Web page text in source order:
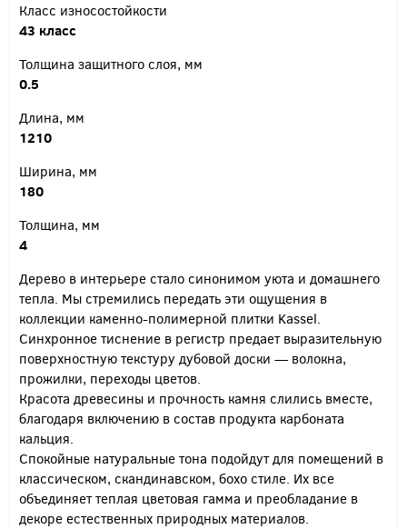
Класс износостойкости
43 класс
Толщина защитного слоя, мм
0.5
Длина, мм
1210
Ширина, мм
180
Толщина, мм
4
Дерево в интерьере стало синонимом уюта и домашнего
тепла. Мы стремились передать эти ощущения в
коллекции каменно-полимерной плитки Kassel.
Синхронное тиснение в регистр предает выразительную
поверхностную текстуру дубовой доски — волокна,
прожилки, переходы цветов.
Красота древесины и прочность камня слились вместе,
благодаря включению в состав продукта карбоната
кальция.
Спокойные натуральные тона подойдут для помещений в
классическом, скандинавском, бохо стиле. Их все
объединяет теплая цветовая гамма и преобладание в
декоре естественных природных материалов.